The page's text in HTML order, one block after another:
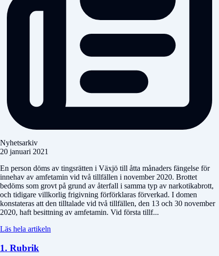
Nyhetsarkiv
20 januari 2021
En person döms av tingsrätten i Växjö till åtta månaders fängelse för
innehav av amfetamin vid två tillfällen i november 2020. Brottet
bedöms som grovt på grund av återfall i samma typ av narkotikabrott,
och tidigare villkorlig frigivning förförklaras förverkad. I domen
konstateras att den tilltalade vid två tillfällen, den 13 och 30 november
2020, haft besittning av amfetamin. Vid första tillf...
Läs hela artikeln
1. Rubrik